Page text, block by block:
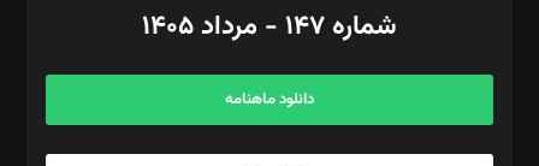
آگهی و مشترکین: ۰۹۱۹۹۹۹۰۴۵۴
شماره ۱۴۷ - مرداد ۱۴۰۵
دانلود ماهنامه